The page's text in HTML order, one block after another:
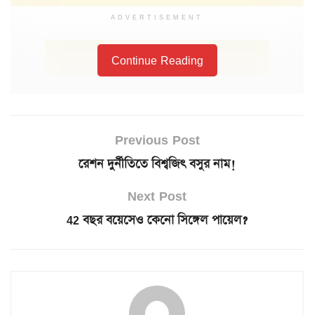
ADVERTISEMENT
Continue Reading
Previous Post
রেশন দুর্নীতিতে বিশ্বজিৎ বসুর নাম!
Next Post
42 বছর বয়েসেও কেনো সিঙ্গেল পায়েল?